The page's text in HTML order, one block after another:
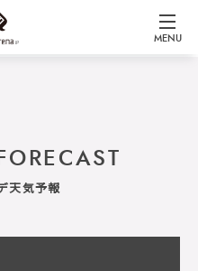
MENU
天気予報